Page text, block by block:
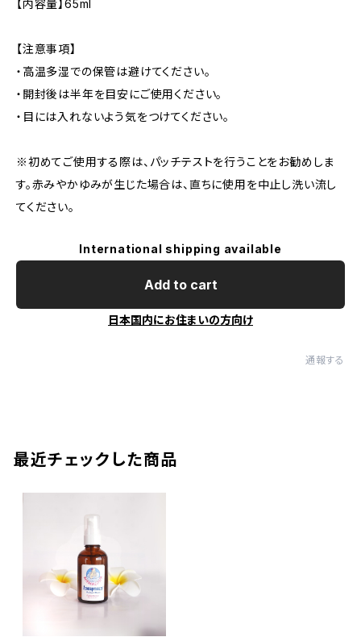
【内容量】65ml
【注意事項】
・高温多湿での保管は避けてください。
・開封後は半年を目安にご使用ください。
・目には入れないよう気をつけてください。
※初めてご使用する際は、パッチテストを行うことをお勧めしま
す。赤みやかゆみが生じた場合は、直ちに使用を中止し洗い流し
てください。
International shipping available
Add to cart
日本国内にお住まいの方向け
通報する
最近チェックした商品